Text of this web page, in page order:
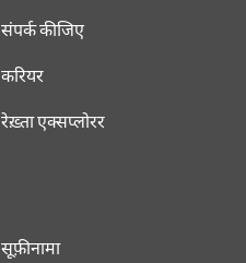
संपर्क कीजिए
करियर
रेख़्ता एक्सप्लोरर
सूफ़ीनामा